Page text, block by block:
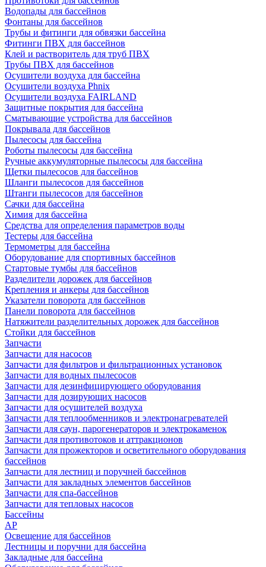
Водопады для бассейнов
Фонтаны для бассейнов
Трубы и фитинги для обвязки бассейна
Фитинги ПВХ для бассейнов
Клей и растворитель для труб ПВХ
Трубы ПВХ для бассейнов
Осушители воздуха для бассейна
Осушители воздуха Phnix
Осушители воздуха FAIRLAND
Защитные покрытия для бассейна
Сматывающие устройства для бассейнов
Покрывала для бассейнов
Пылесосы для бассейна
Роботы пылесосы для бассейна
Ручные аккумуляторные пылесосы для бассейна
Щетки пылесосов для бассейнов
Шланги пылесосов для бассейнов
Штанги пылесосов для бассейнов
Сачки для бассейна
Химия для бассейна
Средства для определения параметров воды
Тестеры для бассейна
Термометры для бассейна
Оборудование для спортивных бассейнов
Стартовые тумбы для бассейнов
Разделители дорожек для бассейнов
Крепления и анкеры для бассейнов
Указатели поворота для бассейнов
Панели поворота для бассейнов
Натяжители разделительных дорожек для бассейнов
Стойки для бассейнов
Запчасти
Запчасти для насосов
Запчасти для фильтров и фильтрационных установок
Запчасти для водных пылесосов
Запчасти для дезинфицирующего оборудования
Запчасти для дозирующих насосов
Запчасти для осушителей воздуха
Запчасти для теплообменников и электронагревателей
Запчасти для саун, парогенераторов и электрокаменок
Запчасти для противотоков и аттракционов
Запчасти для прожекторов и осветительного оборудования
бассейнов
Запчасти для лестниц и поручней бассейнов
Запчасти для закладных элементов бассейнов
Запчасти для спа-бассейнов
Запчасти для тепловых насосов
Бассейны
AP
Освещение для бассейнов
Лестницы и поручни для бассейна
Закладные для бассейна